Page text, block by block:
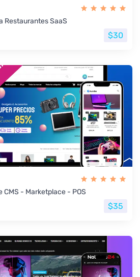
Restaurantes SaaS
$30
CMS - Marketplace - POS
$35